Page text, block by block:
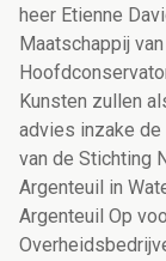
heer Etienne
Maatschappij
Kunsten zullen
advies inzake de
van de Stichting
Argenteuil in
Argenteuil Op